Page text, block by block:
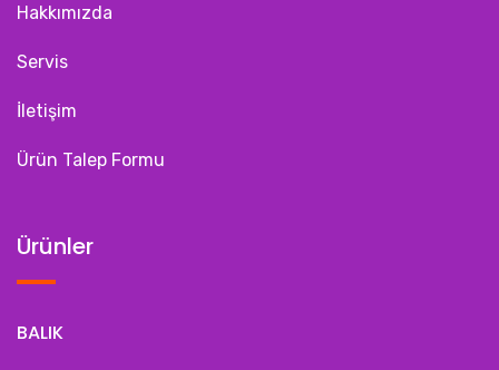
Hakkımızda
Servis
İletişim
Ürün Talep Formu
Ürünler
BALIK